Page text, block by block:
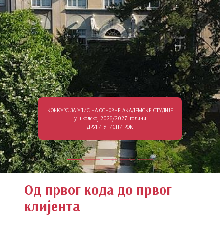
КОНКУРС ЗА УПИС НА ОСНОВНЕ АКАДЕМСКЕ СТУДИЈЕ
у школској 2026/2027. години
ДРУГИ УПИСНИ РОК
Од првог кода до првог
клијента